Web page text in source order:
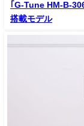
｢G-Tune HM-B-
搭載モデル